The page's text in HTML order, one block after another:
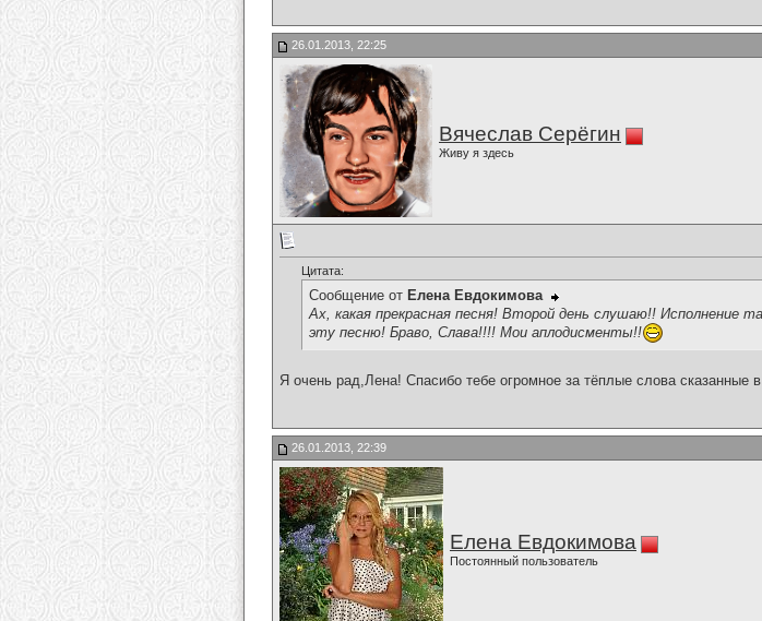
26.01.2013, 22:25
Вячеслав Серёгин
Живу я здесь
Цитата:
Сообщение от Елена Евдокимова
Ах, какая прекрасная песня! Второй день слушаю!! Исполнение
эту песню! Браво, Слава!!!! Мои аплодисменты!!
Я очень рад,Лена! Спасибо тебе огромное за тёплые слова сказанные
26.01.2013, 22:39
Елена Евдокимова
Постоянный пользователь